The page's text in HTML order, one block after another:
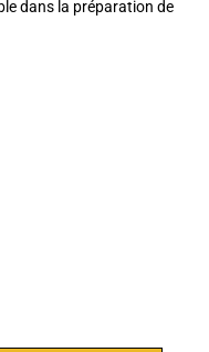
dans la préparation de